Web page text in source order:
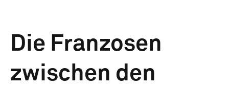
Die Franzosen
zwischen den